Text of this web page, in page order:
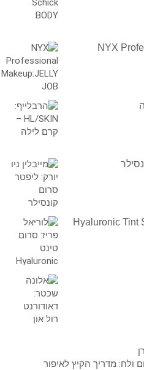
NYX
ולח: מדריך הקיץ לאיפור